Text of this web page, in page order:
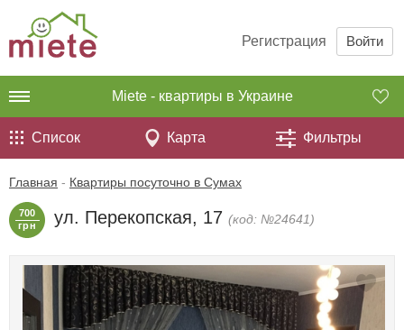
Регистрация Войти
Miete - квартиры в Украине
Список Карта Фильтры
Главная - Квартиры посуточно в Сумах
700
грн
ул. Перекопская, 17 (код: №24641)